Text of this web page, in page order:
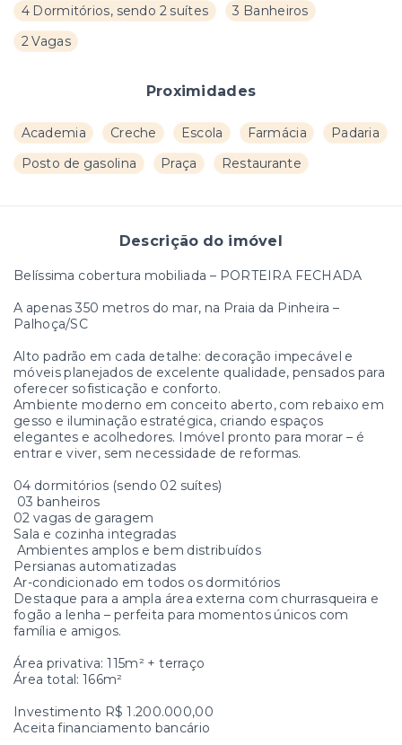
4 Dormitórios, sendo 2 suítes
3 Banheiros
2 Vagas
Proximidades
Academia Creche Escola Farmácia
Padaria
Posto de gasolina
Praça Restaurante
Descrição do imóvel
Belíssima cobertura mobiliada – PORTEIRA FECHADA
A apenas 350 metros do mar, na Praia da Pinheira –
Palhoça/SC
Alto padrão em cada detalhe: decoração impecável e
móveis planejados de excelente qualidade, pensados para
oferecer sofisticação e conforto.
Ambiente moderno em conceito aberto, com rebaixo em
gesso e iluminação estratégica, criando espaços
elegantes e acolhedores. Imóvel pronto para morar – é
entrar e viver, sem necessidade de reformas.
04 dormitórios (sendo 02 suítes)
03 banheiros
02 vagas de garagem
Sala e cozinha integradas
Ambientes amplos e bem distribuídos
Persianas automatizadas
Ar-condicionado em todos os dormitórios
Destaque para a ampla área externa com churrasqueira e
fogão a lenha – perfeita para momentos únicos com
família e amigos.
Área privativa: 115m² + terraço
Área total: 166m²
Investimento R$ 1.200.000,00
Aceita financiamento bancário